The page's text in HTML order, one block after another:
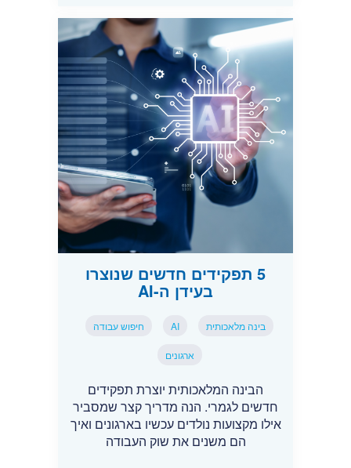
5 תפקידים חדשים שנוצרו
בעידן ה-AI
בינה מלאכותית AI חיפוש עבודה
ארגונים
הבינה המלאכותית יוצרת תפקידים
חדשים לגמרי. הנה מדריך קצר שמסביר
אילו מקצועות נולדים עכשיו בארגונים ואיך
הם משנים את שוק העבודה